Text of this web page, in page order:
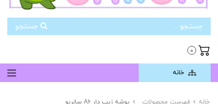
0
خانه
خانه فهرست محصولات پوشه زیپ دار A6 سانریو